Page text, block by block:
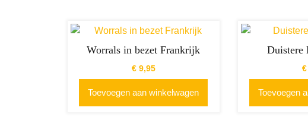
Worrals in bezet Frankrijk
€9,95
Toevoegen aan winkelwagen
Duistere
€
Toevoegen